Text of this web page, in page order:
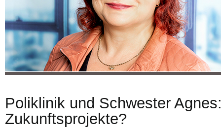
Poliklinik und Schwester
Zukunftsprojekte?